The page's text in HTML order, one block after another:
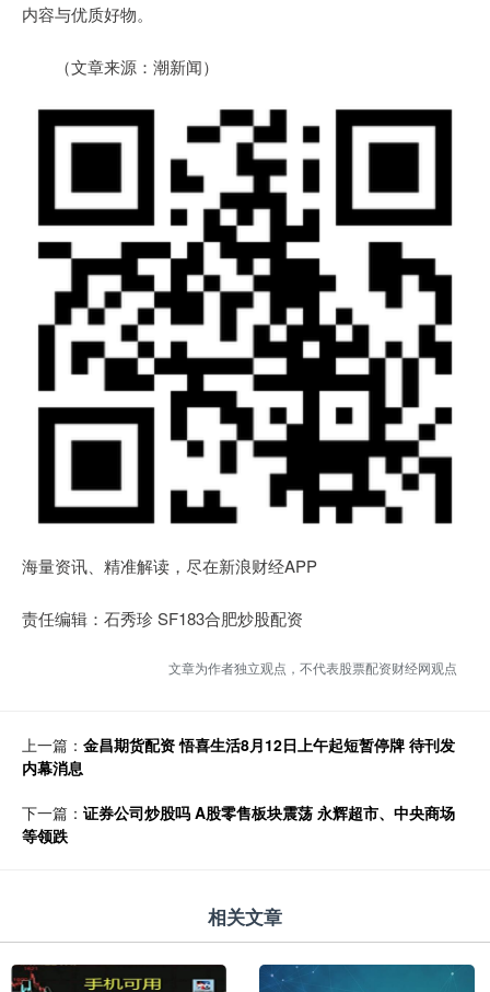
内容与优质好物。
（文章来源：潮新闻）
海量资讯、精准解读，尽在新浪财经APP
责任编辑：石秀珍 SF183合肥炒股配资
文章为作者独立观点，不代表股票配资财经网观点
上一篇： 金昌期货配资 悟喜生活8月12日上午起短暂停牌 待刊发
内幕消息
下一篇： 证券公司炒股吗 A股零售板块震荡 永辉超市、中央商场
等领跌
相关文章